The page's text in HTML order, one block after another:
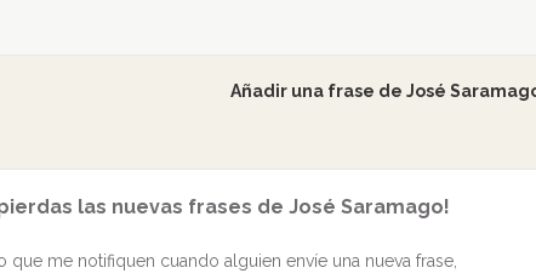
Añadir una frase de José
las nuevas frases de José Saramago!
que me notifiquen cuando alguien envíe una nueva frase,